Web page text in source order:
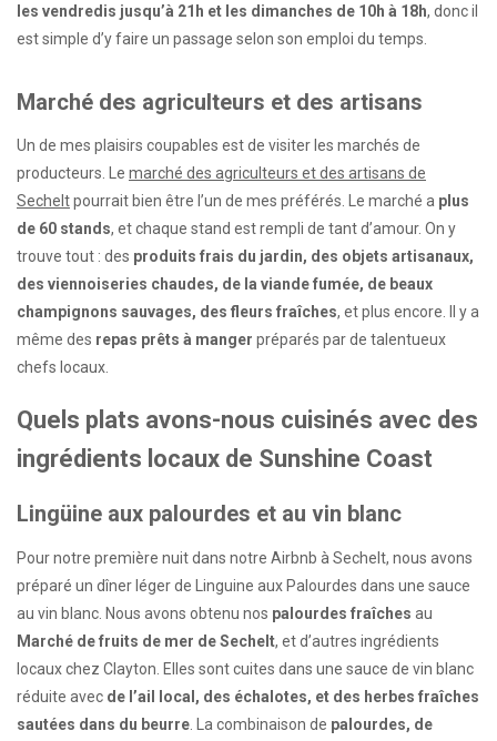
les vendredis jusqu’à 21h et les dimanches de 10h à 18h, donc il
est simple d’y faire un passage selon son emploi du temps.
Marché des agriculteurs et des artisans
Un de mes plaisirs coupables est de visiter les marchés de
producteurs. Le marché des agriculteurs et des artisans de
Secheltpourrait bien être l’un de mes préférés. Le marché a plus
de 60 stands, et chaque stand est rempli de tant d’amour. On y
trouve tout : des produits frais du jardin, des objets artisanaux,
des viennoiseries chaudes, de la viande fumée, de beaux
champignons sauvages, des fleurs fraîches, et plus encore. Il y a
même des repas prêts à manger préparés par de talentueux
chefs locaux.
Quels plats avons-nous cuisinés avec des
ingrédients locaux de Sunshine Coast
Lingüine aux palourdes et au vin blanc
Pour notre première nuit dans notre Airbnb à Sechelt, nous avons
préparé un dîner léger de Linguine aux Palourdes dans une sauce
au vin blanc. Nous avons obtenu nos palourdes fraîches au
Marché de fruits de mer de Sechelt, et d’autres ingrédients
locaux chez Clayton. Elles sont cuites dans une sauce de vin blanc
réduite avec de l’ail local, des échalotes, et des herbes fraîches
sautées dans du beurre . La combinaison de palourdes, de